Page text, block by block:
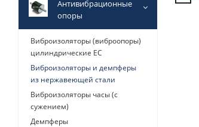
Антивибрационные
опоры
Виброизоляторы (виброопоры)
цилиндрические EC
Виброизоляторы и демпферы
из нержавеющей стали
Виброизоляторы часы (с
сужением)
Демпферы